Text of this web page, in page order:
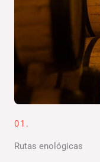
01.
Rutas enológicas